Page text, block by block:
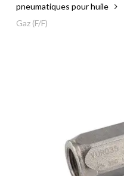
pneumatiques pour huile
Gaz (F/F)